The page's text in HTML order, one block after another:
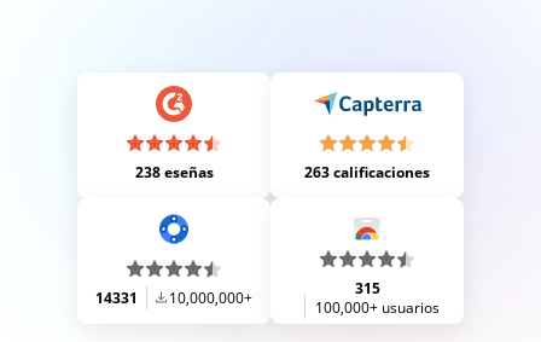
238 eseñas 263 calificaciones
14331 10,000,000+
315
100,000+ usuarios